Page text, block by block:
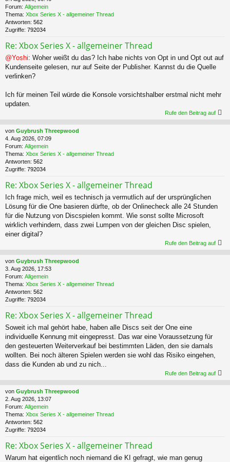
Forum: Allgemein
Thema: Xbox Series X - allgemeiner Thread
Antworten: 562
Zugriffe: 792034
Re: Xbox Series X - allgemeiner Thread
@Yoshi: Woher weißt du das? Ich habe nichts von Opt in und Opt out auf
Kundenseite gelesen, nur auf Seite der Publisher. Kannst du die Quelle
verlinken?
Ich für meinen Teil würde die Konsole vorsichtshalber erstmal nicht mehr
updaten.
Rufe den Beitrag auf
von Guybrush Threepwood
4. Aug 2026, 07:09
Forum: Allgemein
Thema: Xbox Series X - allgemeiner Thread
Antworten: 562
Zugriffe: 792034
Re: Xbox Series X - allgemeiner Thread
Ich frage mich, weil es technisch ja vermutlich auf der ursprünglichen
Lösung für die One basieren dürfte, ob der Onlinecheck alle 24 Stunden
für die Nutzung von Discspielen kommt. Wie sonst sollte Microsoft
wirklich verhindern, dass zwei Lumpen von der gleichen Disc spielen,
einer digital?
Rufe den Beitrag auf
von Guybrush Threepwood
3. Aug 2026, 17:53
Forum: Allgemein
Thema: Xbox Series X - allgemeiner Thread
Antworten: 562
Zugriffe: 792034
Re: Xbox Series X - allgemeiner Thread
Soweit ich mal gehört habe, haben alle Discs seit der One eine
individuelle Kennung mit eingepresst. Das war eine Voraussetzung für
den gesteuerten Weiterverkauf bei bestimmten Läden, den sie damals
wollten. Bei noch älteren Spielen werden sie wohl das Risiko eingehen,
dass die Kunden ab und zu nich...
Rufe den Beitrag auf
von Guybrush Threepwood
2. Aug 2026, 13:07
Forum: Allgemein
Thema: Xbox Series X - allgemeiner Thread
Antworten: 562
Zugriffe: 792034
Re: Xbox Series X - allgemeiner Thread
Warum hat eigentlich noch niemand die KI gefragt, wie man genug